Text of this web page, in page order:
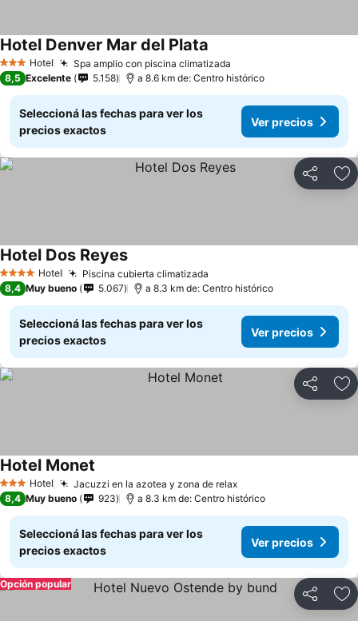
3 Estrellas
Hotel Spa amplio con piscina climatizada
Hotel Denver Mar del Plata
8,5 Excelente 5.158 a 8.6 km de: Centro histórico
Seleccioná las fechas para ver los
precios exactos
Ver precios
Compartir
4 EstrellasHotel Piscina cubierta climatizada
Hotel Dos Reyes
8,4 Muy bueno 5.067 a 8.3 km de: Centro histórico
Seleccioná las fechas para ver los
precios exactos
Ver precios
Compartir
3 Estrellas
Hotel Jacuzzi en la azotea y zona de relax
Hotel Monet
8,4 Muy bueno 923 a 8.3 km de: Centro histórico
Seleccioná las fechas para ver los
precios exactos
Ver precios
Compartir
Opción popular